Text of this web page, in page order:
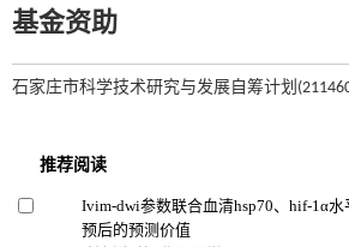
基金资助
石家庄市科学技术研究与发展自筹计划